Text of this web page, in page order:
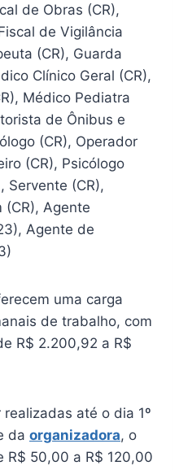
de Obras (CR),
de Vigilância
(CR), Guarda
Clínico Geral (CR),
Médico Pediatra
de Ônibus e
(CR), Operador
(CR), Psicólogo
Servente (CR),
(CR), Agente
Agente de
uma carga
de trabalho, com
R$ 2.200,92 a R$
até o dia 1º
da organizadora, o
R$ 50,00 a R$ 120,00